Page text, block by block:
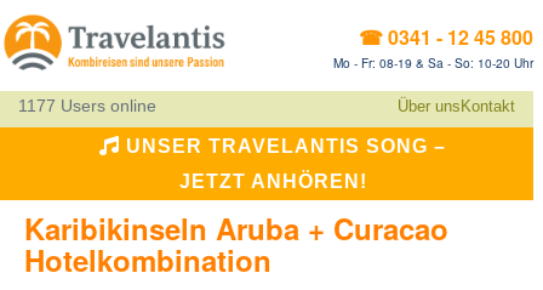
☎ 0341 - 12 45 800
Mo - Fr: 08-19 & Sa - So: 10-20 Uhr
1177 Users online Über uns Kontakt
UNSER TRAVELANTIS SONG –
JETZT ANHÖREN!
Karibikinseln Aruba + Curacao
Hotelkombination